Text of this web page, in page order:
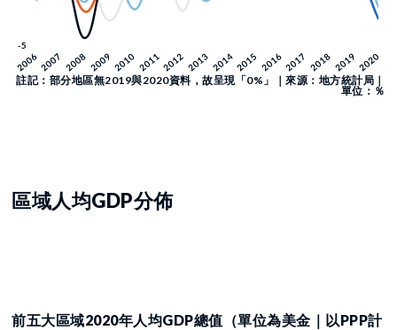
註記：部分地區無2019與2020資料，故呈現「0%」｜來源：地方統計局｜
單位：％
區域人均GDP分佈
前五大區域2020年人均GDP總值（單位為美金｜以PPP計